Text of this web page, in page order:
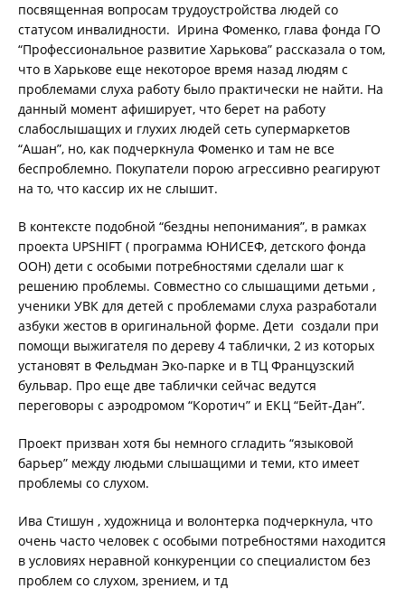
посвященная вопросам трудоустройства людей со
статусом инвалидности. Ирина Фоменко, глава фонда ГО
“Профессиональное развитие Харькова” рассказала о том,
что в Харькове еще некоторое время назад людям с
проблемами слуха работу было практически не найти. На
данный момент афиширует, что берет на работу
слабослышащих и глухих людей сеть супермаркетов
“Ашан”, но, как подчеркнула Фоменко и там не все
беспроблемно. Покупатели порою агрессивно реагируют
на то, что кассир их не слышит.
В контексте подобной “бездны непонимания”, в рамках
проекта UPSHIFT ( программа ЮНИСЕФ, детского фонда
ООН) дети с особыми потребностями сделали шаг к
решению проблемы. Совместно со слышащими детьми ,
ученики УВК для детей с проблемами слуха разработали
азбуки жестов в оригинальной форме. Дети создали при
помощи выжигателя по дереву 4 таблички, 2 из которых
установят в Фельдман Эко-парке и в ТЦ Французский
бульвар. Про еще две таблички сейчас ведутся
переговоры с аэродромом “Коротич” и ЕКЦ “Бейт-Дан”.
Проект призван хотя бы немного сгладить “языковой
барьер” между людьми слышащими и теми, кто имеет
проблемы со слухом.
Ива Стишун , художница и волонтерка подчеркнула, что
очень часто человек с особыми потребностями находится
в условиях неравной конкуренции со специалистом без
проблем со слухом, зрением, и тд